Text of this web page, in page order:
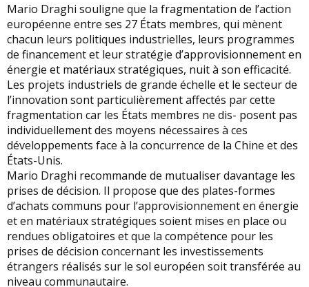
Mario Draghi souligne que la fragmentation de l’action
européenne entre ses 27 États membres, qui mènent
chacun leurs politiques industrielles, leurs programmes
de financement et leur stratégie d’approvisionnement en
énergie et matériaux stratégiques, nuit à son efficacité.
Les projets industriels de grande échelle et le secteur de
l’innovation sont particulièrement affectés par cette
fragmentation car les États membres ne dis- posent pas
individuellement des moyens nécessaires à ces
développements face à la concurrence de la Chine et des
États-Unis.
Mario Draghi recommande de mutualiser davantage les
prises de décision. Il propose que des plates-formes
d’achats communs pour l’approvisionnement en énergie
et en matériaux stratégiques soient mises en place ou
rendues obligatoires et que la compétence pour les
prises de décision concernant les investissements
étrangers réalisés sur le sol européen soit transférée au
niveau communautaire.